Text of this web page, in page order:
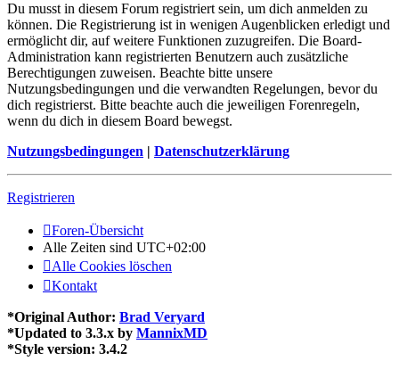
Du musst in diesem Forum registriert sein, um dich anmelden zu
können. Die Registrierung ist in wenigen Augenblicken erledigt und
ermöglicht dir, auf weitere Funktionen zuzugreifen. Die Board-
Administration kann registrierten Benutzern auch zusätzliche
Berechtigungen zuweisen. Beachte bitte unsere
Nutzungsbedingungen und die verwandten Regelungen, bevor du
dich registrierst. Bitte beachte auch die jeweiligen Forenregeln,
wenn du dich in diesem Board bewegst.
Nutzungsbedingungen | Datenschutzerklärung
Registrieren
Foren-Übersicht
Alle Zeiten sind UTC+02:00
Alle Cookies löschen
Kontakt
*Original Author: Brad Veryard
*Updated to 3.3.x by MannixMD
*Style version: 3.4.2